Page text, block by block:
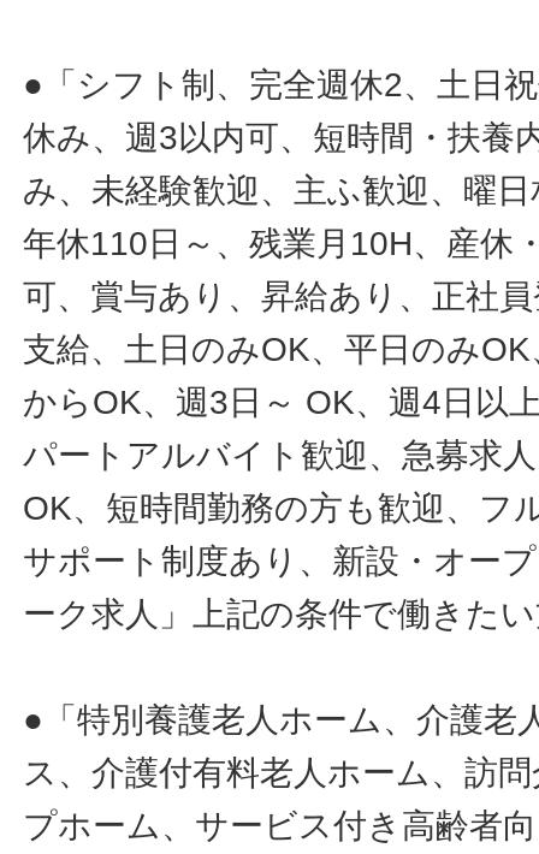
●「シフト制、完全週休2、土日
休み、週3以内可、短時間・扶養
み、未経験歓迎、主ふ歓迎、曜
年休110日～、残業月10H、産休
可、賞与あり、昇給あり、正社
支給、土日のみOK、平日のみ
からOK、週3日～ OK、週4日以
パートアルバイト歓迎、急募求
OK、短時間勤務の方も歓迎、フ
サポート制度あり、新設・オー
ーク求人」上記の条件で働きた
●「特別養護老人ホーム、介護老
ス、介護付有料老人ホーム、訪
プホーム、サービス付き高齢者